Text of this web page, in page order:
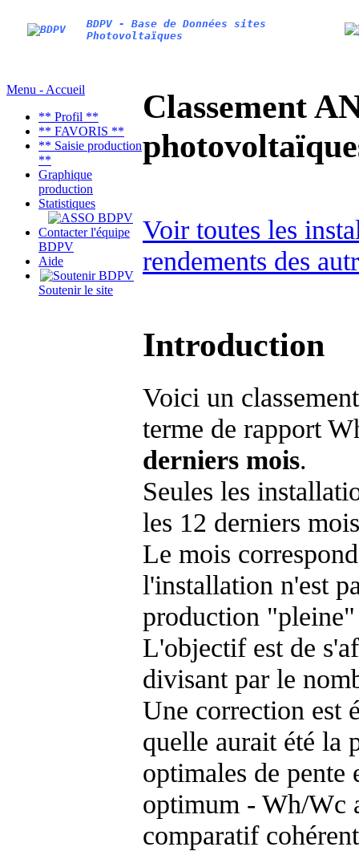
BDPV - Base de Données sites
Photovoltaïques
Menu - Accueil
** Profil **
** FAVORIS **
** Saisie production
**
Graphique
production
Statistiques
Contacter l'équipe
BDPV
Aide
Soutenir le site
Classement
Voir toutes les
rendements des
Introduction
Voici un
terme de rapport
derniers mois.
Seules les
les 12 derniers
Le mois
l'installation n'est
production "pleine"
L'objectif est de
divisant par le
Une correction est
quelle aurait été la
optimales de
optimum - Wh/Wc
comparatif